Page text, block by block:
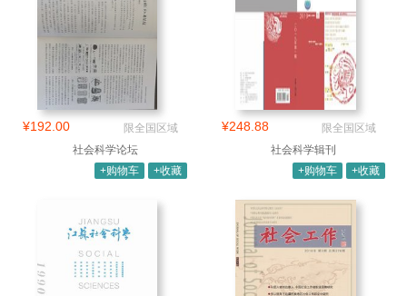
¥192.00
限全国区域
社会科学论坛
+购物车
+收藏
¥248.88
限全国区域
社会科学辑刊
+购物车
+收藏